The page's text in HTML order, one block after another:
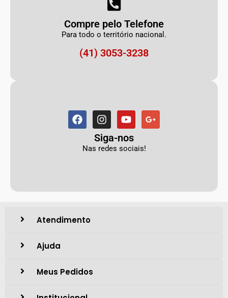
Compre pelo Telefone
Para todo o território nacional.
(41) 3053-3238
Siga-nos
Nas redes sociais!
Atendimento
Ajuda
Meus Pedidos